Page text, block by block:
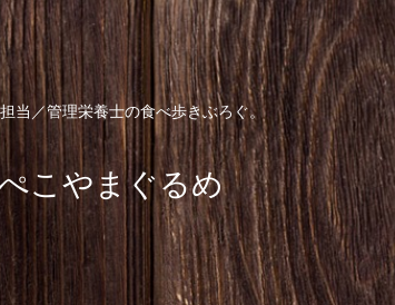
当／管理栄養士の食べ歩きぶろぐ。
こやまぐるめ